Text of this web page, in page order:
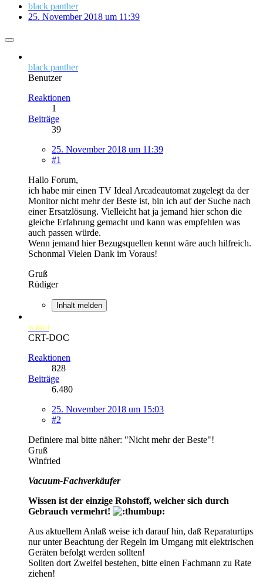
black panther
25. November 2018 um 11:39
black panther
Benutzer
Reaktionen
1
Beiträge
39
25. November 2018 um 11:39
#1
Hallo Forum,
ich habe mir einen TV Ideal Arcadeautomat zugelegt da der
Monitor nicht mehr der Beste ist, bin ich auf der Suche nach
einer Ersatzlösung. Vielleicht hat ja jemand hier schon die
gleiche Erfahrung gemacht und kann was empfehlen was
auch passen würde.
Wenn jemand hier Bezugsquellen kennt wäre auch hilfreich.
Schonmal Vielen Dank im Voraus!
Gruß
Rüdiger
Inhalt melden
winni
CRT-DOC
Reaktionen
828
Beiträge
6.480
25. November 2018 um 15:03
#2
Definiere mal bitte näher: "Nicht mehr der Beste"!
Gruß
Winfried
Vacuum-Fachverkäufer
Wissen ist der einzige Rohstoff, welcher sich durch
Gebrauch vermehrt!
Aus aktuellem Anlaß weise ich darauf hin, daß Reparaturtips
nur unter Beachtung der Regeln im Umgang mit elektrischen
Geräten befolgt werden sollten!
Sollten dort Zweifel bestehen, bitte einen Fachmann zu Rate
ziehen!